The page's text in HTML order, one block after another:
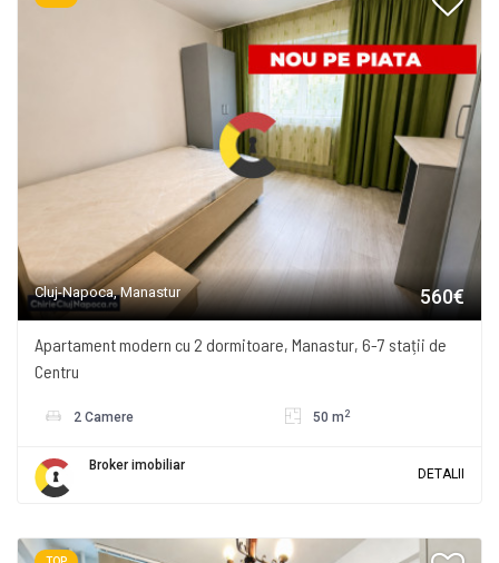
Cluj-Napoca, Manastur 560€
Apartament modern cu 2 dormitoare, Manastur, 6-7 stații de
Centru
2 Camere 50 m 2
Broker imobiliar
DETALII